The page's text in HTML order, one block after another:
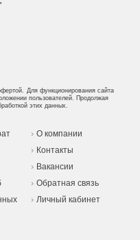
Для функционирования сайта
пользователей. Продолжая
этих данных.
О компании
Контакты
Вакансии
Обратная связь
Личный кабинет